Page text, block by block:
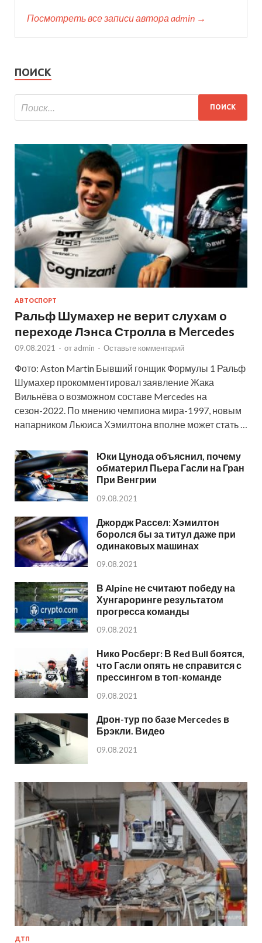
Посмотреть все записи автора admin →
ПОИСК
АВТОСПОРТ
Ральф Шумахер не верит слухам о
переходе Лэнса Стролла в Mercedes
09.08.2021 - от admin - Оставьте комментарий
Фото: Aston Martin Бывший гонщик Формулы 1 Ральф
Шумахер прокомментировал заявление Жака
Вильнёва о возможном составе Mercedes на
сезон-2022. По мнению чемпиона мира-1997, новым
напарником Льюиса Хэмилтона вполне может стать …
Юки Цунода объяснил, почему
обматерил Пьера Гасли на Гран
При Венгрии
09.08.2021
Джордж Рассел: Хэмилтон
боролся бы за титул даже при
одинаковых машинах
09.08.2021
В Alpine не считают победу на
Хунгароринге результатом
прогресса команды
09.08.2021
Нико Росберг: В Red Bull боятся,
что Гасли опять не справится с
прессингом в топ-команде
09.08.2021
Дрон-тур по базе Mercedes в
Брэкли. Видео
09.08.2021
ДТП